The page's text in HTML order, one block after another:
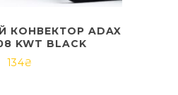
КОНВЕКТОР ADAX
KWT BLACK
134₴